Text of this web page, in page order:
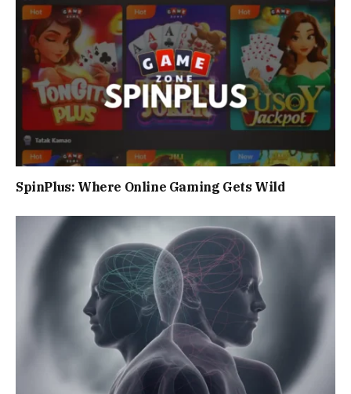
SpinPlus: Where Online Gaming Gets Wild